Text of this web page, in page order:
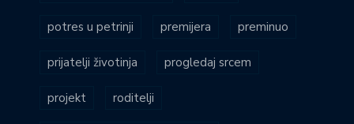
potres u petrinji premijera preminuo
prijatelji životinja progledaj srcem
projekt roditelji